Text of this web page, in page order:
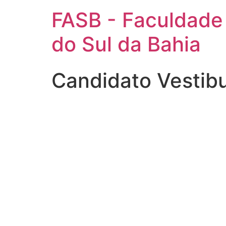
FASB - Faculdade
do Sul da Bahia
Candidato